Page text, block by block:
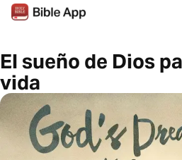
El sueño de Dios
vida